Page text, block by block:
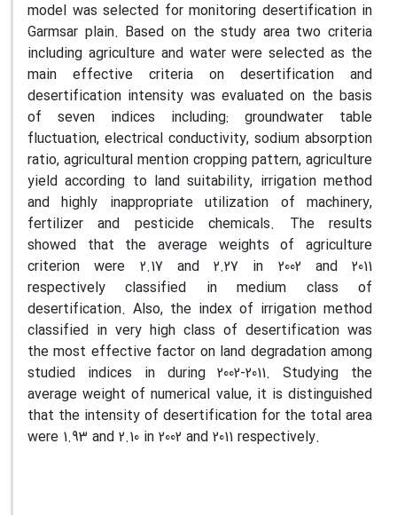
model was selected for monitoring desertification in
Garmsar plain. Based on the study area two criteria
including agriculture and water were selected as the
main effective criteria on ​​desertification and
desertification intensity was evaluated on the basis
of seven indices including: groundwater table
fluctuation, electrical conductivity, sodium absorption
ratio, agricultural mention cropping pattern, agriculture
yield according to land suitability, irrigation method
and highly inappropriate utilization of machinery,
fertilizer and pesticide chemicals. The results
showed that the average weights of agriculture
criterion were 2.17 and 2.27 in 2002 and 2011
respectively classified in medium class of
desertification. Also, the index of irrigation method
classified in very high class of desertification was
the most effective factor on land degradation among
studied indices in during 2002-2011. Studying the
average weight of numerical value, it is distinguished
that the intensity of desertification for the total area
were 1.93 and 2.10 in 2002 and 2011 respectively.